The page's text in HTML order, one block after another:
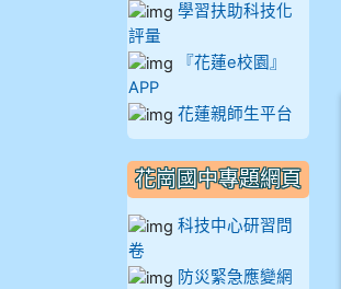
學習扶助科技化
評量
『花蓮e校園』
APP
花蓮親師生平台
花崗國中專題網頁
科技中心研習問
卷
防災緊急應變網